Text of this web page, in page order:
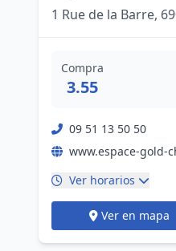
1 Rue de la Barre,
Compra
3.55
09 51 13 50 50
www.espace-gold-
Ver horarios
Ver en mapa